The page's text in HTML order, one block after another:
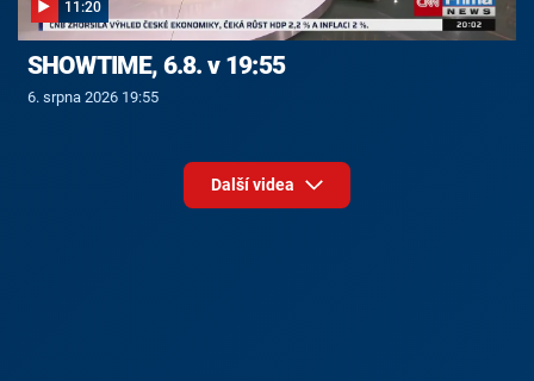
11:20
SHOWTIME, 6.8. v 19:55
6. srpna 2026 19:55
Další videa